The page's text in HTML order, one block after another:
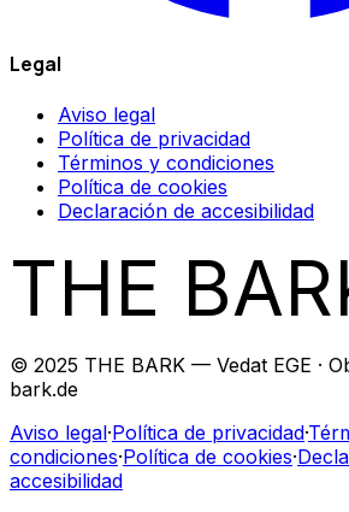
Legal
Aviso legal
Política de privacidad
Términos y condiciones
Política de cookies
Declaración de accesibilidad
THE
© 2025 THE BARK — Vedat EGE ·
bark.de
Aviso legal·Política de privacidad·
condiciones·Política de cookies·
accesibilidad